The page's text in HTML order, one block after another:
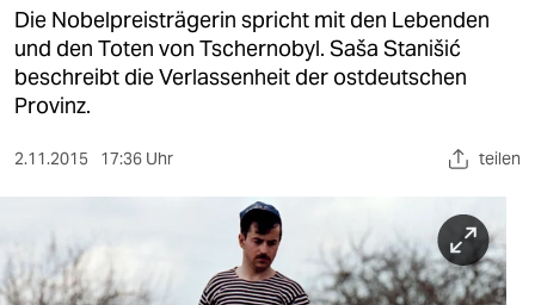
gesellschaft
kultur
sport
nord
Die Nobelpreisträgerin spricht mit den Lebenden
und den Toten von Tschernobyl. Saša Stanišić
beschreibt die Verlassenheit der ostdeutschen
Provinz.
2.11.2015 17:36 Uhr teilen